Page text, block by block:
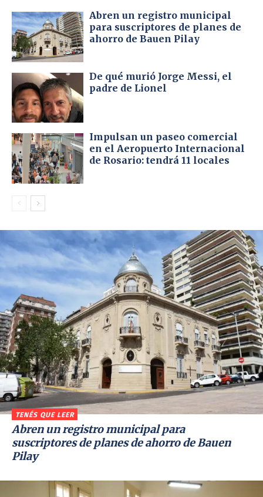
Abren un registro municipal
para suscriptores de planes de
ahorro de Bauen Pilay
De qué murió Jorge Messi, el
padre de Lionel
Impulsan un paseo comercial
en el Aeropuerto Internacional
de Rosario: tendrá 11 locales
TENÉS QUE LEER
Abren un registro municipal para
suscriptores de planes de ahorro de Bauen
Pilay